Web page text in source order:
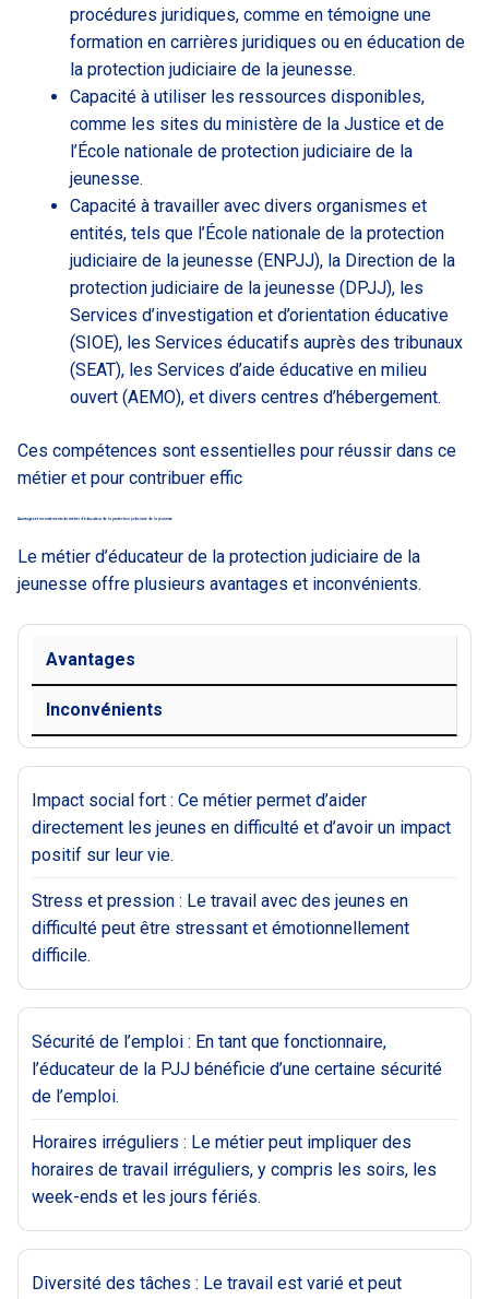
procédures juridiques, comme en témoigne une
formation en carrières juridiques ou en éducation de
la protection judiciaire de la jeunesse.
Capacité à utiliser les ressources disponibles,
comme les sites du ministère de la Justice et de
l’École nationale de protection judiciaire de la
jeunesse.
Capacité à travailler avec divers organismes et
entités, tels que l’École nationale de la protection
judiciaire de la jeunesse (ENPJJ), la Direction de la
protection judiciaire de la jeunesse (DPJJ), les
Services d’investigation et d’orientation éducative
(SIOE), les Services éducatifs auprès des tribunaux
(SEAT), les Services d’aide éducative en milieu
ouvert (AEMO), et divers centres d’hébergement.
Ces compétences sont essentielles pour réussir dans ce
métier et pour contribuer effic
Avantages et inconvénients du métier d’éducateur de la protection judiciaire de la jeunesse
Le métier d’éducateur de la protection judiciaire de la
jeunesse offre plusieurs avantages et inconvénients.
Avantages
Inconvénients
Impact social fort : Ce métier permet d’aider
directement les jeunes en difficulté et d’avoir un impact
positif sur leur vie.
Stress et pression : Le travail avec des jeunes en
difficulté peut être stressant et émotionnellement
difficile.
Sécurité de l’emploi : En tant que fonctionnaire,
l’éducateur de la PJJ bénéficie d’une certaine sécurité
de l’emploi.
Horaires irréguliers : Le métier peut impliquer des
horaires de travail irréguliers, y compris les soirs, les
week-ends et les jours fériés.
Diversité des tâches : Le travail est varié et peut